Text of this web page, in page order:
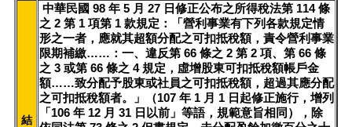
結
中華民國 98 年 5 月 27 日修正公布之所得稅法第 114 條
之 2 第 1 項第 1 款規定：「營利事業有下列各款規定情
形之一者，應就其超額分配之可扣抵稅額，責令營利事業
限期補繳……：一、違反第 66 條之 2 第 2 項、第 66 條
之 3 或第 66 條之 4 規定，虛增股東可扣抵稅額帳戶金
額……致分配予股東或社員之可扣抵稅額，超過其應分配
之可扣抵稅額者。」（107 年 1 月 1 日起修正施行，增列
「106 年 12 月 31 日以前」等語，規範意旨相同），除